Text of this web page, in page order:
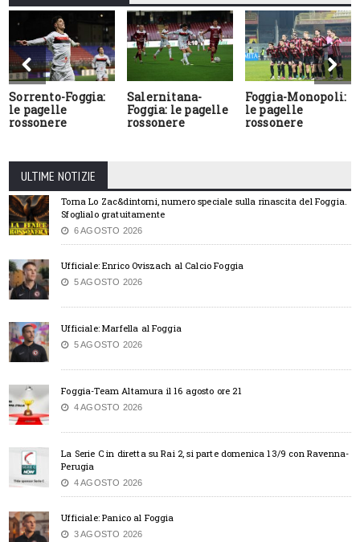
Sorrento-Foggia:
le pagelle
rossonere
Salernitana-
Foggia: le pagelle
rossonere
Foggia-Monopoli:
le pagelle
rossonere
ULTIME NOTIZIE
Torna Lo Zac&dintorni, numero speciale sulla rinascita del Foggia.
Sfoglialo gratuitamente
6 AGOSTO 2026
Ufficiale: Enrico Oviszach al Calcio Foggia
5 AGOSTO 2026
Ufficiale: Marfella al Foggia
5 AGOSTO 2026
Foggia-Team Altamura il 16 agosto ore 21
4 AGOSTO 2026
La Serie C in diretta su Rai 2, si parte domenica 13/9 con Ravenna-
Perugia
4 AGOSTO 2026
Ufficiale: Panico al Foggia
3 AGOSTO 2026